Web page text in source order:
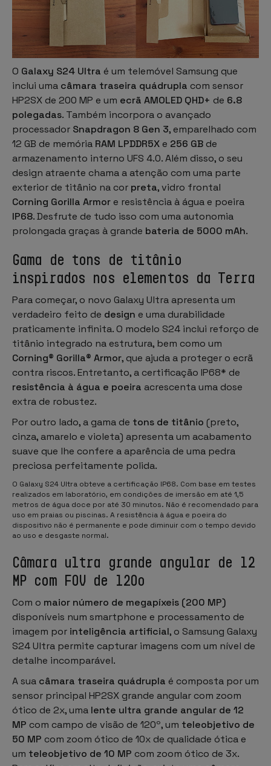
O Galaxy S24 Ultra é um telemóvel Samsung que
inclui uma câmara traseira quádrupla com sensor
HP2SX de 200 MP e um ecrã AMOLED QHD+ de 6.8
polegadas. Também incorpora o avançado
processador Snapdragon 8 Gen 3, emparelhado com
12 GB de memória RAM LPDDR5X e 256 GB de
armazenamento interno UFS 4.0. Além disso, o seu
design atraente chama a atenção com uma parte
exterior de titânio na cor preta, vidro frontal
Corning Gorilla Armor e resistência à água e poeira
IP68. Desfrute de tudo isso com uma autonomia
prolongada graças à grande bateria de 5000 mAh.
Gama de tons de titânio
inspirados nos elementos da Terra
Para começar, o novo Galaxy Ultra apresenta um
verdadeiro feito de design e uma durabilidade
praticamente infinita. O modelo S24 inclui reforço de
titânio integrado na estrutura, bem como um
Corning® Gorilla® Armor, que ajuda a proteger o ecrã
contra riscos. Entretanto, a certificação IP68* de
resistência à água e poeira acrescenta uma dose
extra de robustez.
Por outro lado, a gama de tons de titânio (preto,
cinza, amarelo e violeta) apresenta um acabamento
suave que lhe confere a aparência de uma pedra
preciosa perfeitamente polida.
O Galaxy S24 Ultra obteve a certificação IP68. Com base em testes
realizados em laboratório, em condições de imersão em até 1,5
metros de água doce por até 30 minutos. Não é recomendado para
uso em praias ou piscinas. A resistência à água e poeira do
dispositivo não é permanente e pode diminuir com o tempo devido
ao uso e desgaste normal.
Câmara ultra grande angular de 12
MP com FOV de 120º
Com o maior número de megapíxeis (200 MP)
disponíveis num smartphone e processamento de
imagem por inteligência artificial, o Samsung Galaxy
S24 Ultra permite capturar imagens com um nível de
detalhe incomparável.
A sua câmara traseira quádrupla é composta por um
sensor principal HP2SX grande angular com zoom
ótico de 2x, uma lente ultra grande angular de 12
MP com campo de visão de 120º, um teleobjetivo de
50 MP com zoom ótico de 10x de qualidade ótica e
um teleobjetivo de 10 MP com zoom ótico de 3x.